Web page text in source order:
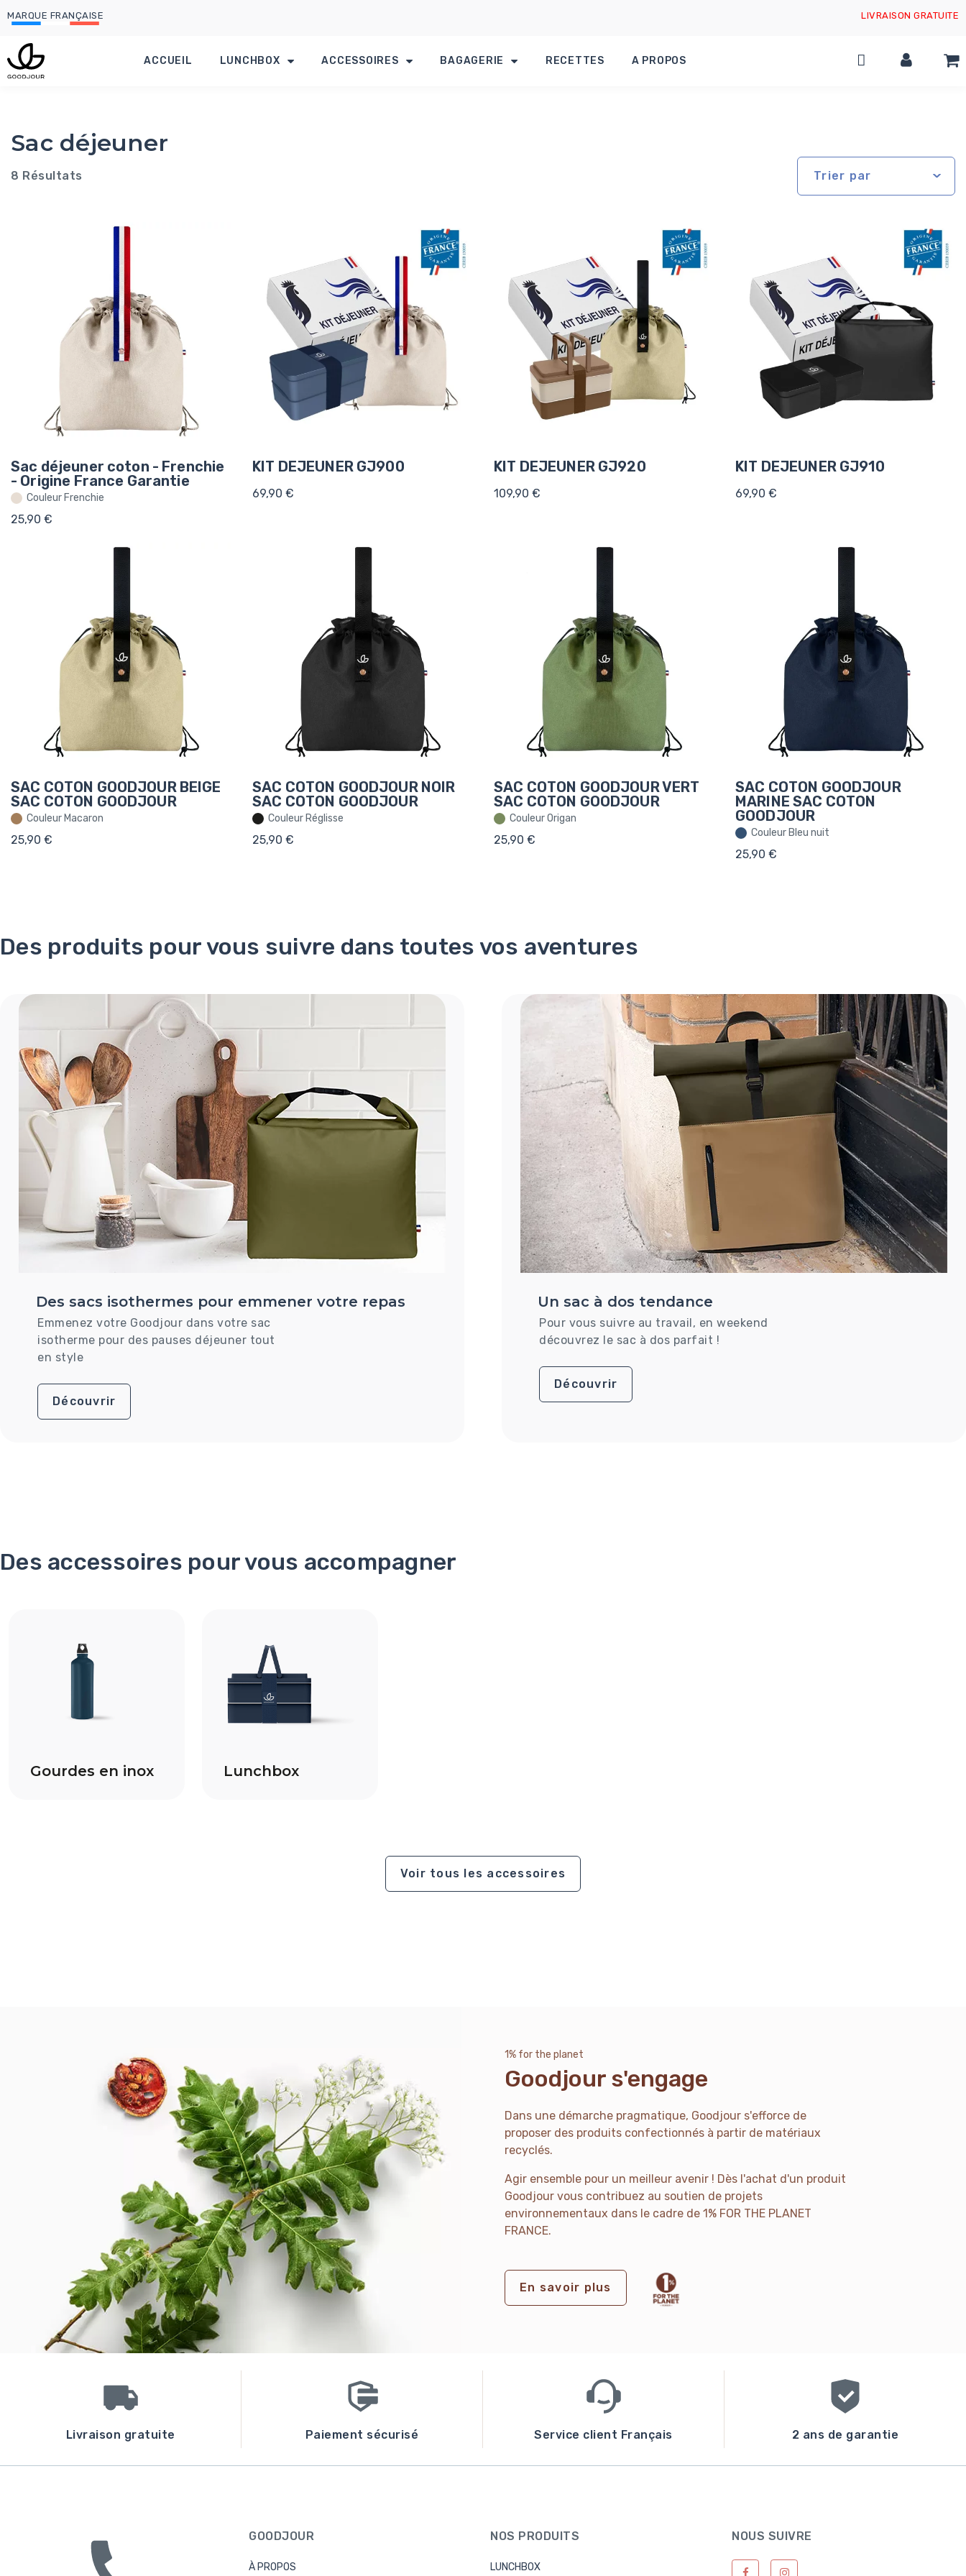
MARQUE FRANÇAISE LIVRAISON GRATUITE
ACCUEIL LUNCHBOX ACCESSOIRES BAGAGERIE RECETTES A PROPOS
Sac déjeuner
8 Résultats Trier par
Sac déjeuner coton - Frenchie
- Origine France Garantie
Couleur Frenchie
25,90 €
KIT DEJEUNER GJ900
69,90 €
KIT DEJEUNER GJ920
109,90 €
KIT DEJEUNER GJ910
69,90 €
SAC COTON GOODJOUR BEIGE
SAC COTON GOODJOUR
Couleur Macaron
25,90 €
SAC COTON GOODJOUR NOIR
SAC COTON GOODJOUR
Couleur Réglisse
25,90 €
SAC COTON GOODJOUR VERT
SAC COTON GOODJOUR
Couleur Origan
25,90 €
SAC COTON GOODJOUR
MARINE SAC COTON
GOODJOUR
Couleur Bleu nuit
25,90 €
Des produits pour vous suivre dans toutes vos aventures
Des sacs isothermes pour emmener votre repas
Emmenez votre Goodjour dans votre sac
isotherme pour des pauses déjeuner tout
en style
Découvrir
Un sac à dos tendance
Pour vous suivre au travail, en weekend
découvrez le sac à dos parfait !
Découvrir
Des accessoires pour vous accompagner
Gourdes en inox Lunchbox
Voir tous les accessoires
1% for the planet
Goodjour s'engage
Dans une démarche pragmatique, Goodjour s'efforce de
proposer des produits confectionnés à partir de matériaux
recyclés.
Agir ensemble pour un meilleur avenir ! Dès l'achat d'un produit
Goodjour vous contribuez au soutien de projets
environnementaux dans le cadre de 1% FOR THE PLANET
FRANCE.
En savoir plus
Livraison gratuite Paiement sécurisé Service client Français 2 ans de garantie
GOODJOUR
À PROPOS
NOS PRODUITS
LUNCHBOX
NOUS SUIVRE